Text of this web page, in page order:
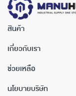
สินค้า
เกี่ยวกับเรา
ช่วยเหลือ
นโยบายบริษัท